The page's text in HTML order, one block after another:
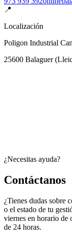
📍
Localización
Poligon Industrial
25600 Balaguer(
¿Necesitas ayuda?
Contáctanos
¿Tienes dudas sobre
o el estado de tu
viernes en horario de
de 24 horas.